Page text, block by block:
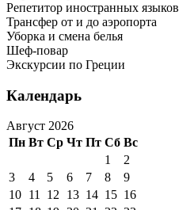
Репетитор иностранных языков
Трансфер от и до аэропорта
Уборка и смена белья
Шеф-повар
Экскурсии по Греции
Календарь
Август 2026
Пн Вт Ср Чт Пт Сб Вс
1
2
3
4 5 6 7 8
9
10 11 12 13 14 15 16